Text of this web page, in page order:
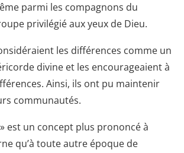
parmi les compagnons du
privilégié aux yeux de Dieu.
les différences comme un
divine et les encourageaient à
Ainsi, ils ont pu maintenir
communautés.
est un concept plus prononcé à
qu’à toute autre époque de